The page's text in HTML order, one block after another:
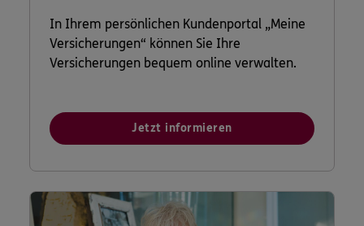
In Ihrem persönlichen Kundenportal „Meine
Versicherungen“ können Sie Ihre
Versicherungen bequem online verwalten.
Jetzt informieren